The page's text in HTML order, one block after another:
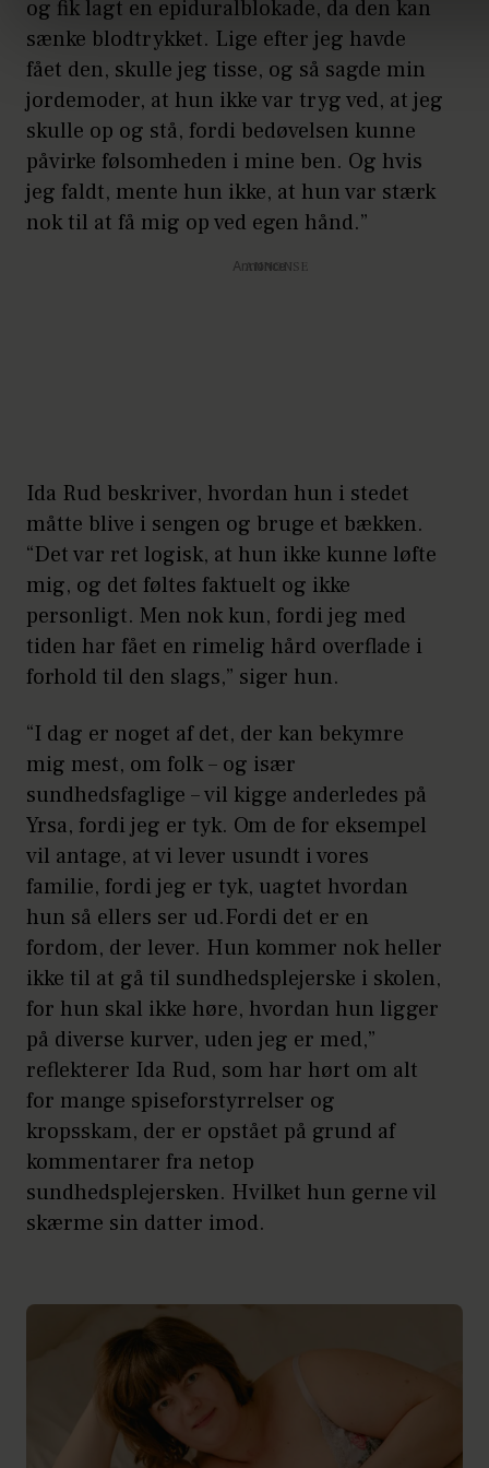
og fik lagt en epiduralblokade, da den kan
sænke blodtrykket. Lige efter jeg havde
fået den, skulle jeg tisse, og så sagde min
jordemoder, at hun ikke var tryg ved, at jeg
skulle op og stå, fordi bedøvelsen kunne
påvirke følsomheden i mine ben. Og hvis
jeg faldt, mente hun ikke, at hun var stærk
nok til at få mig op ved egen hånd.”
Annonce
Ida Rud beskriver, hvordan hun i stedet
måtte blive i sengen og bruge et bækken.
“Det var ret logisk, at hun ikke kunne løfte
mig, og det føltes faktuelt og ikke
personligt. Men nok kun, fordi jeg med
tiden har fået en rimelig hård overflade i
forhold til den slags,” siger hun.
“I dag er noget af det, der kan bekymre
mig mest, om folk – og især
sundhedsfaglige – vil kigge anderledes på
Yrsa, fordi jeg er tyk. Om de for eksempel
vil antage, at vi lever usundt i vores
familie, fordi jeg er tyk, uagtet hvordan
hun så ellers ser ud.Fordi det er en
fordom, der lever. Hun kommer nok heller
ikke til at gå til sundhedsplejerske i skolen,
for hun skal ikke høre, hvordan hun ligger
på diverse kurver, uden jeg er med,”
reflekterer Ida Rud, som har hørt om alt
for mange spiseforstyrrelser og
kropsskam, der er opstået på grund af
kommentarer fra netop
sundhedsplejersken. Hvilket hun gerne vil
skærme sin datter imod.